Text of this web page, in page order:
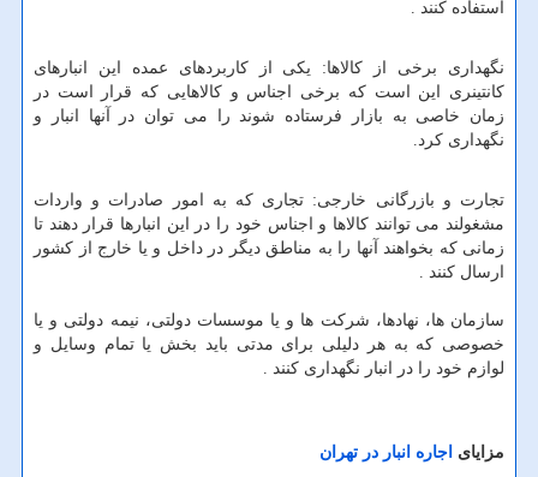
استفاده کنند .
نگهداری برخی از کالاها: یکی از کاربردهای عمده این انبارهای
کانتینری این است که برخی اجناس و کالاهایی که قرار است در
زمان خاصی به بازار فرستاده شوند را می توان در آنها انبار و
نگهداری کرد.
تجارت و بازرگانی خارجی: تجاری که به امور صادرات و واردات
مشغولند می توانند کالاها و اجناس خود را در این انبارها قرار دهند تا
زمانی که بخواهند آنها را به مناطق دیگر در داخل و یا خارج از کشور
ارسال کنند .
سازمان ها، نهادها، شرکت ها و یا موسسات دولتی، نیمه دولتی و یا
خصوصی که به هر دلیلی برای مدتی باید بخش یا تمام وسایل و
لوازم خود را در انبار نگهداری کنند .
مزایای اجاره انبار در تهران